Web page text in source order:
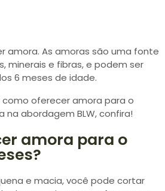
amora. As amoras são uma fonte
minerais e fibras, e podem ser
6 meses de idade.
oferecer amora para o
abordagem BLW, confira!
amora para o
e macia, você pode cortar